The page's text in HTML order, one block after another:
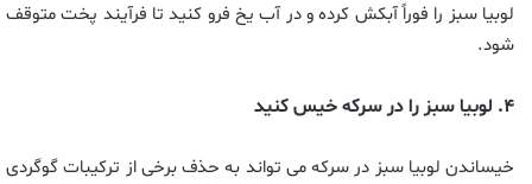
لوبیا سبز را فوراً آبکش کرده و در آب یخ فرو کنید تا فرآیند پخت متوقف
شود.
۴. لوبیا سبز را در سرکه خیس کنید
خیساندن لوبیا سبز در سرکه می تواند به حذف برخی از ترکیبات گوگردی